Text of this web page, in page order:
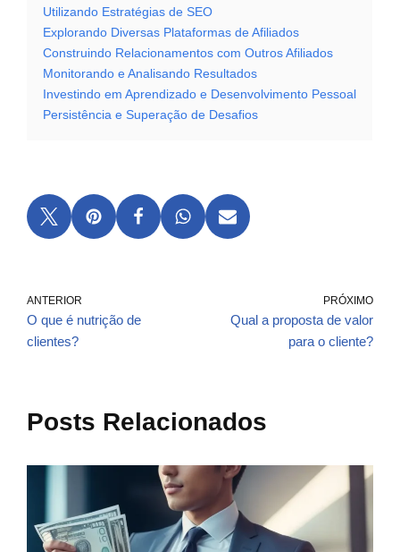
Utilizando Estratégias de SEO
Explorando Diversas Plataformas de Afiliados
Construindo Relacionamentos com Outros Afiliados
Monitorando e Analisando Resultados
Investindo em Aprendizado e Desenvolvimento Pessoal
Persistência e Superação de Desafios
ANTERIOR
O que é nutrição de
clientes?
PRÓXIMO
Qual a proposta de valor
para o cliente?
Posts Relacionados